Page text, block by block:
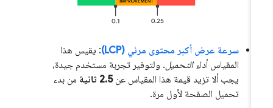
سرعة عرض أكبر محتوى مرئي (LCP)
: يقيس هذا
المقياس أداء التحميل. ولتوفير تجربة مستخدم جيدة،
يجب ألا تزيد قيمة هذا المقياس عن 2.5 ثانية
من بدء
تحميل الصفحة لأول مرة.